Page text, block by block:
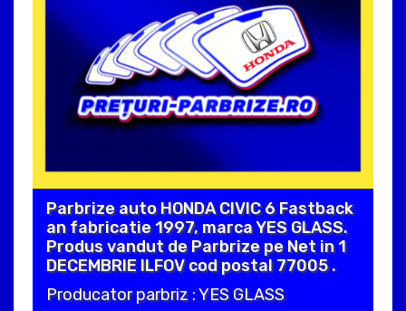
Parbrize auto HONDA CIVIC 6 Fastback
an fabricatie 1997, marca YES GLASS.
Produs vandut de Parbrize pe Net in 1
DECEMBRIE ILFOV cod postal 77005 .
Producator parbriz : YES GLASS